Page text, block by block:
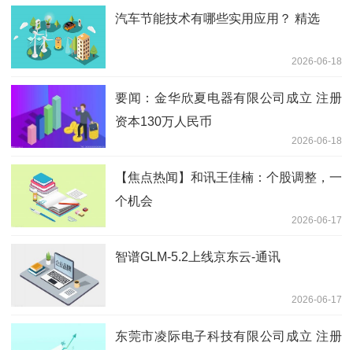
汽车节能技术有哪些实用应用？ 精选
2026-06-18
要闻：金华欣夏电器有限公司成立 注册
资本130万人民币
2026-06-18
【焦点热闻】和讯王佳楠：个股调整，一
个机会
2026-06-17
智谱GLM-5.2上线京东云-通讯
2026-06-17
东莞市凌际电子科技有限公司成立 注册